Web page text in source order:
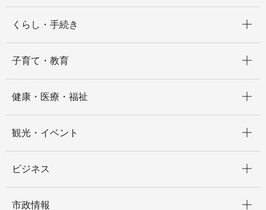
くらし・手続き
子育て・教育
健康・医療・福祉
観光・イベント
ビジネス
市政情報